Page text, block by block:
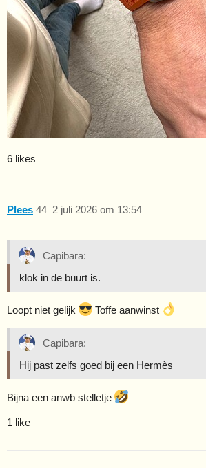
6 likes
Plees 2 juli 2026 om 13:54
44
Capibara:
klok in de buurt is.
Loopt niet gelijk Toffe aanwinst
Capibara:
Hij past zelfs goed bij een Hermès
Bijna een anwb stelletje
1 like